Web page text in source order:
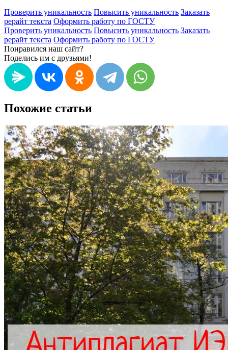
Проверить уникальность Повысить уникальность Заказать
рерайт текста Оформить работу по ГОСТУ
Проверить уникальность Повысить уникальность Заказать
рерайт текста Оформить работу по ГОСТУ
Понравился наш сайт?
Поделись им с друзьями!
Похожие статьи